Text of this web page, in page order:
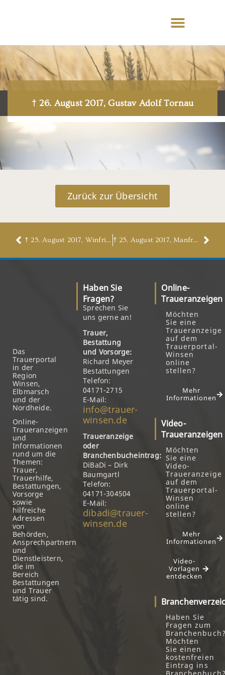
† 26. August 2017, Gustav Adolf Tornau
Zurück zur Übersicht
† 25. August 2017, Winfried Haferland † 25. August 2017, Manfred Leschinzki
Das
Trauerportal
in der
Region
Winsen,
Elbmarsch
und der
Nordheide.
Online-
Traueranzeigen
und
Informationen
rund um die
Themen:
Trauer,
Trauerhilfe,
Bestattungen,
Vorsorge
sowie
hilfreiche
Adressen
von
Behörden,
Ansprechpartnern
und
Dienstleistern,
die im
Bereich
Bestattungen
und Trauer
tätig sind.
Haben Sie
Fragen?
Sprechen Sie
uns gerne an!
Trauer,
Bestattung
und Vorsorge:
Richard Meyer
Bestattungen
Telefon:
04171-2715
E-Mail:
info@trauer-
winsen.de
Traueranzeige
oder
Branchenbucheintrag:
DiBaDi – Dirk
Baumgartl
Telefon:
04171-304504
E-Mail:
dibadi@trauer-
winsen.de
Online-
Traueranzeigen
Möchten
Sie eine
Traueranzeige
auf dem
Trauerportal-
Winsen
online
stellen?
Mehr
Informationen
Video-
Traueranzeigen
Möchten
Sie eine
Video-
Traueranzeige
auf dem
Trauerportal-
Winsen
online
stellen?
Mehr
Informationen
Video-
Vorlagen
entdecken
Haben Sie
Fragen zum
Möchten
Sie einen
kostenfreien
Eintrag ins